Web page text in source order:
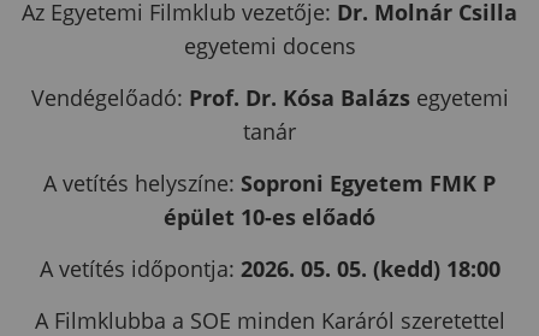
Az Egyetemi Filmklub vezetője: Dr. Molnár Csilla
egyetemi docens
Vendégelőadó: Prof. Dr. Kósa Balázs egyetemi
tanár
A vetítés helyszíne: Soproni Egyetem FMK P
épület 10-es előadó
A vetítés időpontja: 2026. 05. 05. (kedd) 18:00
A Filmklubba a SOE minden Karáról szeretettel